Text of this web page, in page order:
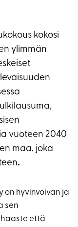
kokosi
ylimmän
vuoteen 2040
maa, joka
.
on hyvinvoivan ja
sen
haaste että